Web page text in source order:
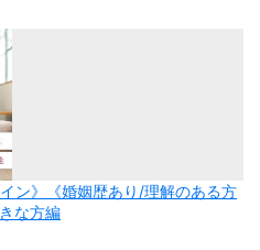
ン》《婚姻歴あり/理解のある方
な方編